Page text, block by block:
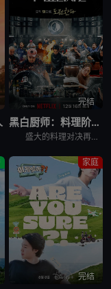
完结
黑白厨师：料理阶级战争 第二季
盛大的料理对决再度展开，新一批“黑汤匙”厨师迎战实力坚强的“白汤匙”主厨。谁能在火热竞赛中脱颖而出？谁会黯然退场？
家庭
完结